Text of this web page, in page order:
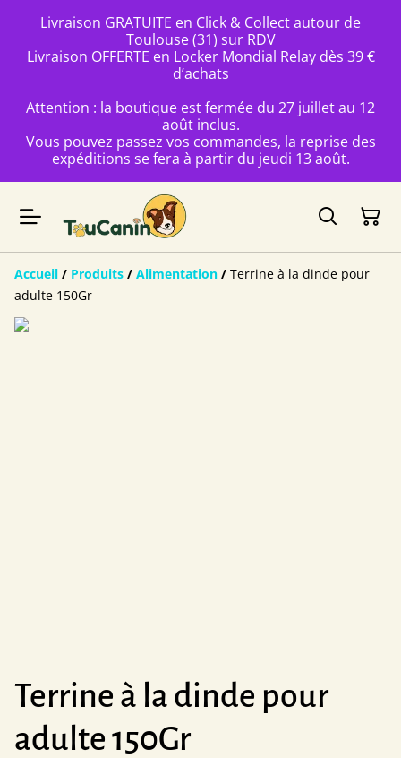
Livraison GRATUITE en Click & Collect autour de
Toulouse (31) sur RDV
Livraison OFFERTE en Locker Mondial Relay dès 39 €
d’achats
Attention : la boutique est fermée du 27 juillet au 12
août inclus.
Vous pouvez passez vos commandes, la reprise des
expéditions se fera à partir du jeudi 13 août.
Accueil / Produits / Alimentation / Terrine à la dinde pour
adulte 150Gr
Terrine à la dinde pour
adulte 150Gr